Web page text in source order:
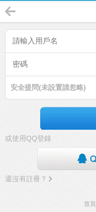
安全提問(未設置請忽略)
或使用QQ登錄
還沒有註冊？
首頁